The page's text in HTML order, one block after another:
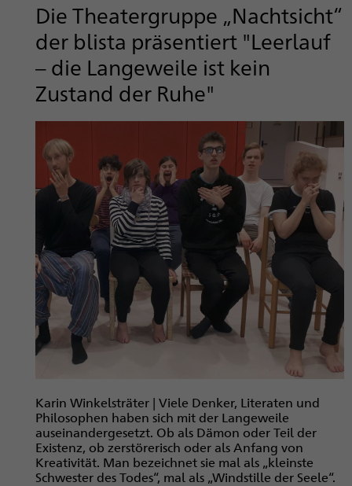
g
a
o
n
Die Theatergruppe „Nachtsicht“
der blista präsentiert "Leerlauf
– die Langeweile ist kein
Zustand der Ruhe"
Karin Winkelsträter | Viele Denker, Literaten und
Philosophen haben sich mit der Langeweile
auseinandergesetzt. Ob als Dämon oder Teil der
Existenz, ob zerstörerisch oder als Anfang von
Kreativität. Man bezeichnet sie mal als „kleinste
Schwester des Todes“, mal als „Windstille der Seele“.